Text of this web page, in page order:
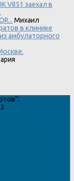
V851 заехал в
Михаил
в клинике
амбулаторного
: